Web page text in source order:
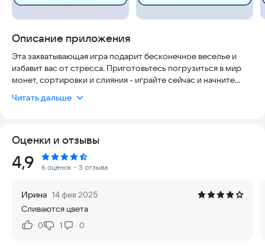
Описание приложения
Эта захватывающая игра подарит бесконечное веселье и
избавит вас от стресса. Приготовьтесь погрузиться в мир
монет, сортировки и слияния - играйте сейчас и начните
🎮 Интуитивно понятное управление: легко сортируйте
монеты с помощью удобного и отзывчивого сенсорного
управления, что делает игру доступной для игроков всех
🏆 Рейтинг и достижения: Играйте с толком и дольше, так вы
получите больше очков и станете лучшим в рейтинге
игроков. Игра также может вознаграждать вас
Читать дальше
Оценки и отзывы
Рейтинг:
4,9 6 оценок ・3 отзыва
Ирина 14 фев 2025
Сливаются цвета
Нравится:
0Не нравится:
1 0